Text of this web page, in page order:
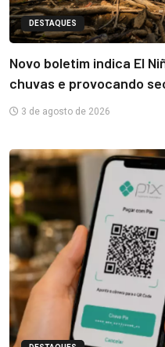
DESTAQUES
Novo boletim indica El
chuvas e provocando
3 de agosto de 2026